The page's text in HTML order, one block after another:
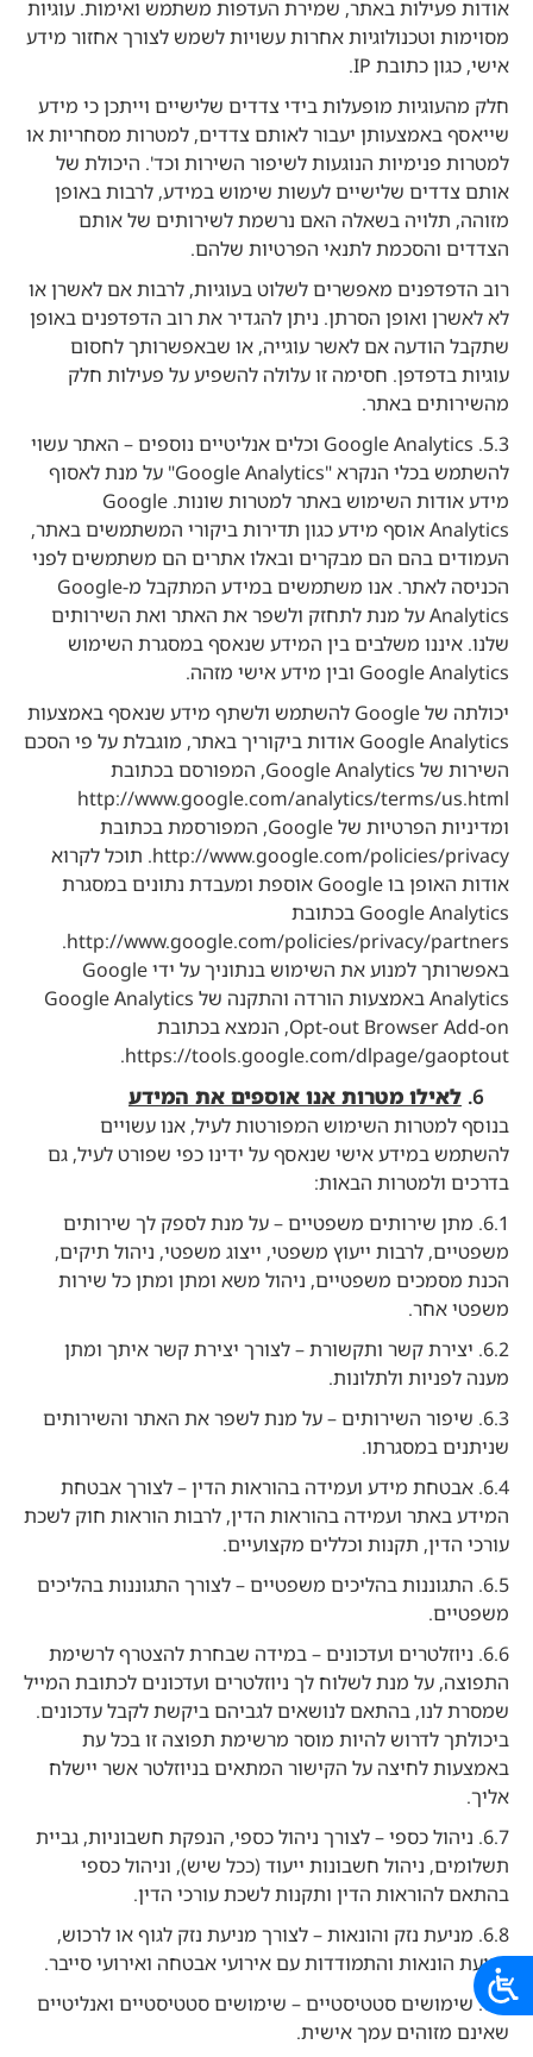
אודות פעילות באתר, שמירת העדפות משתמש ואימות. עוגיות
מסוימות וטכנולוגיות אחרות עשויות לשמש לצורך אחזור מידע
אישי, כגון כתובת IP.
חלק מהעוגיות מופעלות בידי צדדים שלישיים וייתכן כי מידע
שייאסף באמצעותן יעבור לאותם צדדים, למטרות מסחריות או
למטרות פנימיות הנוגעות לשיפור השירות וכד'. היכולת של
אותם צדדים שלישיים לעשות שימוש במידע, לרבות באופן
מזוהה, תלויה בשאלה האם נרשמת לשירותים של אותם
הצדדים והסכמת לתנאי הפרטיות שלהם.
רוב הדפדפנים מאפשרים לשלוט בעוגיות, לרבות אם לאשרן או
לא לאשרן ואופן הסרתן. ניתן להגדיר את רוב הדפדפנים באופן
שתקבל הודעה אם לאשר עוגייה, או שבאפשרותך לחסום
עוגיות בדפדפן. חסימה זו עלולה להשפיע על פעילות חלק
מהשירותים באתר.
5.3. Google Analytics וכלים אנליטיים נוספים – האתר עשוי
להשתמש בכלי הנקרא "Google Analytics" על מנת לאסוף
מידע אודות השימוש באתר למטרות שונות. Google
Analytics אוסף מידע כגון תדירות ביקורי המשתמשים באתר,
העמודים בהם הם מבקרים ובאלו אתרים הם משתמשים לפני
הכניסה לאתר. אנו משתמשים במידע המתקבל מ-Google
Analytics על מנת לתחזק ולשפר את האתר ואת השירותים
שלנו. איננו משלבים בין המידע שנאסף במסגרת השימוש
Google Analytics ובין מידע אישי מזהה.
יכולתה של Google להשתמש ולשתף מידע שנאסף באמצעות
Google Analytics אודות ביקוריך באתר, מוגבלת על פי הסכם
השירות של Google Analytics, המפורסם בכתובת
http://www.google.com/analytics/terms/us.html
ומדיניות הפרטיות של Google, המפורסמת בכתובת
http://www.google.com/policies/privacy. תוכל לקרוא
אודות האופן בו Google אוספת ומעבדת נתונים במסגרת
Google Analytics בכתובת
http://www.google.com/policies/privacy/partners.
באפשרותך למנוע את השימוש בנתוניך על ידי Google
Analytics באמצעות הורדה והתקנה של Google Analytics
Opt-out Browser Add-on, הנמצא בכתובת
https://tools.google.com/dlpage/gaoptout.
לאילו מטרות אנו אוספים את המידע
בנוסף למטרות השימוש המפורטות לעיל, אנו עשויים
להשתמש במידע אישי שנאסף על ידינו כפי שפורט לעיל, גם
בדרכים ולמטרות הבאות:
6.1. מתן שירותים משפטיים – על מנת לספק לך שירותים
משפטיים, לרבות ייעוץ משפטי, ייצוג משפטי, ניהול תיקים,
הכנת מסמכים משפטיים, ניהול משא ומתן ומתן כל שירות
משפטי אחר.
6.2. יצירת קשר ותקשורת – לצורך יצירת קשר איתך ומתן
מענה לפניות ולתלונות.
6.3. שיפור השירותים – על מנת לשפר את האתר והשירותים
שניתנים במסגרתו.
6.4. אבטחת מידע ועמידה בהוראות הדין – לצורך אבטחת
המידע באתר ועמידה בהוראות הדין, לרבות הוראות חוק לשכת
עורכי הדין, תקנות וכללים מקצועיים.
6.5. התגוננות בהליכים משפטיים – לצורך התגוננות בהליכים
משפטיים.
6.6. ניוזלטרים ועדכונים – במידה שבחרת להצטרף לרשימת
התפוצה, על מנת לשלוח לך ניוזלטרים ועדכונים לכתובת המייל
שמסרת לנו, בהתאם לנושאים לגביהם ביקשת לקבל עדכונים.
ביכולתך לדרוש להיות מוסר מרשימת תפוצה זו בכל עת
באמצעות לחיצה על הקישור המתאים בניוזלטר אשר יישלח
אליך.
6.7. ניהול כספי – לצורך ניהול כספי, הנפקת חשבוניות, גביית
תשלומים, ניהול חשבונות ייעוד (ככל שיש), וניהול כספי
בהתאם להוראות הדין ותקנות לשכת עורכי הדין.
6.8. מניעת נזק והונאות – לצורך מניעת נזק לגוף או לרכוש,
מניעת הונאות והתמודדות עם אירועי אבטחה ואירועי סייבר.
6.9. שימושים סטטיסטיים – שימושים סטטיסטיים ואנליטיים
שאינם מזוהים עמך אישית.